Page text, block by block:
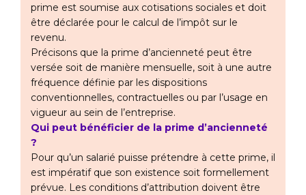
prime est soumise aux cotisations sociales et doit
être déclarée pour le calcul de l’impôt sur le
revenu.
Précisons que la prime d’ancienneté peut être
versée soit de manière mensuelle, soit à une autre
fréquence définie par les dispositions
conventionnelles, contractuelles ou par l’usage en
vigueur au sein de l’entreprise.
Qui peut bénéficier de la prime d’ancienneté
?
Pour qu’un salarié puisse prétendre à cette prime, il
est impératif que son existence soit formellement
prévue. Les conditions d’attribution doivent être